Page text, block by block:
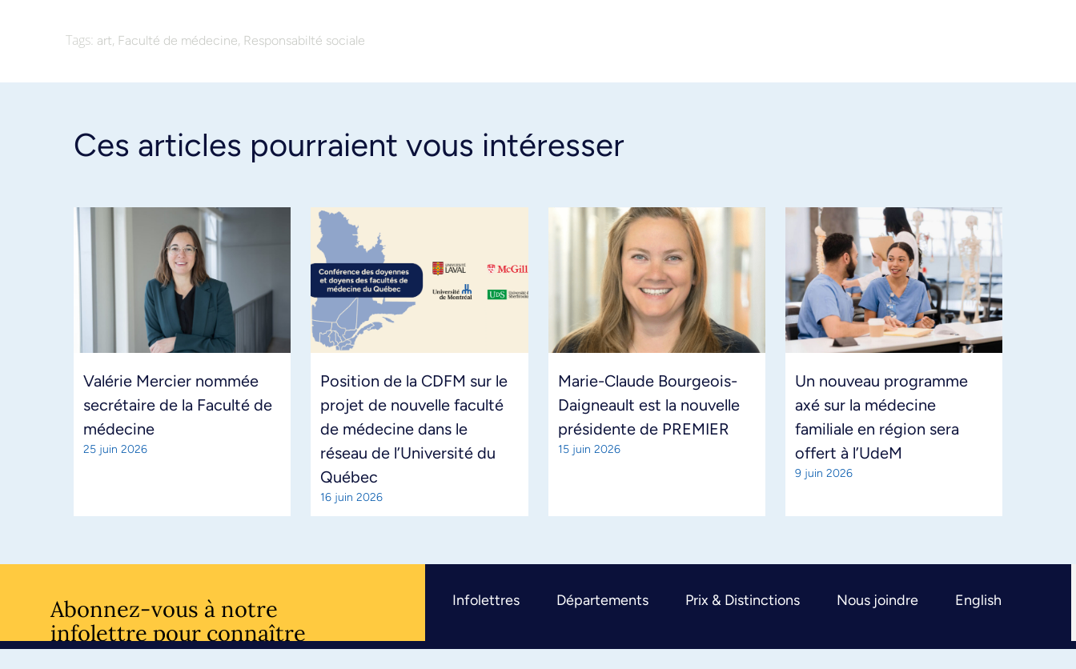
Tags: art, Faculté de médecine, Responsabilté sociale
Ces articles pourraient vous intéresser
Valérie Mercier nommée
secrétaire de la Faculté de
médecine
25 juin 2026
Position de la CDFM sur le
projet de nouvelle faculté
de médecine dans le
réseau de l’Université du
Québec
16 juin 2026
Marie-Claude Bourgeois-
Daigneault est la nouvelle
présidente de PREMIER
15 juin 2026
Un nouveau programme
axé sur la médecine
familiale en région sera
offert à l’UdeM
9 juin 2026
Abonnez-vous à notre
infolettre pour connaître
l’actualité facultaire
Infolettres Départements Prix & Distinctions Nous joindre English